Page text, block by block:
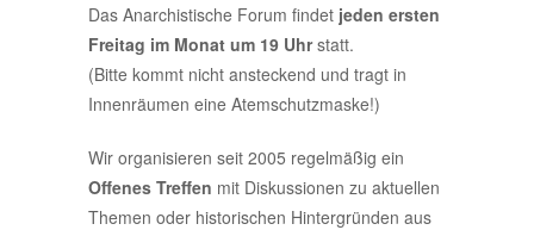
Das Anarchistische Forum findet jeden ersten
Freitag im Monat um 19 Uhrstatt.
(Bitte kommt nicht ansteckend und tragt in
Innenräumen eine Atemschutzmaske!)
Wir organisieren seit 2005 regelmäßig ein
Offenes Treffen mit Diskussionen zu aktuellen
Themen oder historischen Hintergründen aus